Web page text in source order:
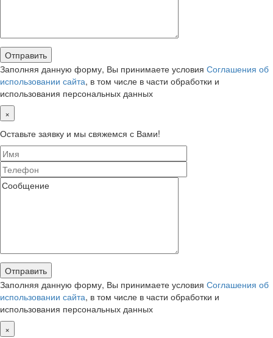
Заполняя данную форму, Вы принимаете условия Соглашения об
использовании сайта, в том числе в части обработки и
использования персональных данных
×
Оставьте заявку и мы свяжемся с Вами!
Заполняя данную форму, Вы принимаете условия Соглашения об
использовании сайта, в том числе в части обработки и
использования персональных данных
×